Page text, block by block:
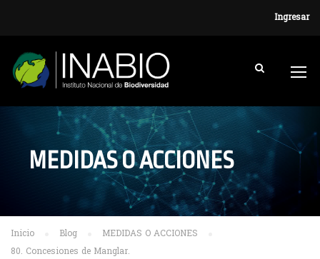
Ingresar
MEDIDAS O ACCIONES
Inicio Blog
MEDIDAS O ACCIONES
80. Concesiones de Manglar.